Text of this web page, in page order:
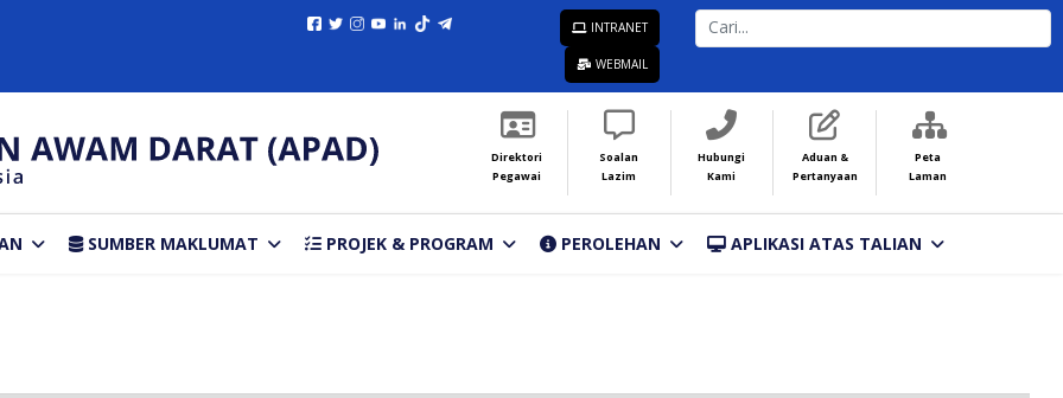
INTRANET
WEBMAIL
CARI...
Direktori
Pegawai
Soalan
Lazim
Hubungi
Kami
Aduan &
Pertanyaan
Peta
Laman
SUMBER MAKLUMAT PROJEK & PROGRAM PEROLEHAN APLIKASI ATAS TALIAN